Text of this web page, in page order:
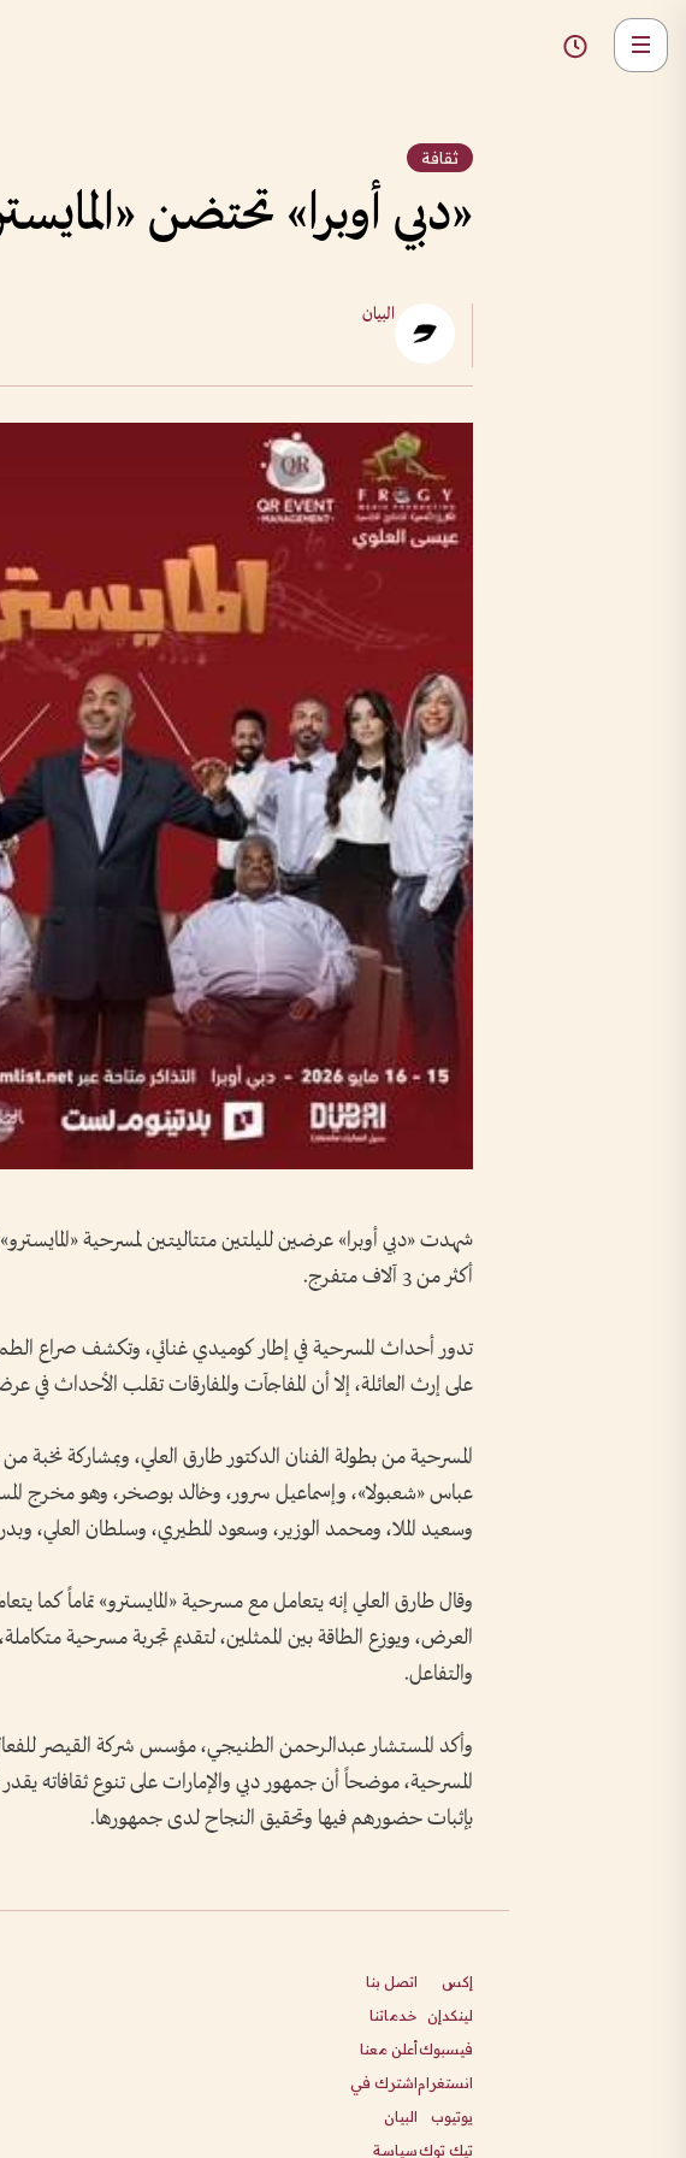
ثقافة
«دبي أوبرا» تحتضن
البيان
شهدت «دبي أوبرا» عرضين لليلتين متتاليتين لمسرحية
أكثر من 3 آلاف متفرج.
تدور أحداث المسرحية في إطار كوميدي غنائي، وتكشف صراع
على إرث العائلة، إلا أن المفاجآت والمفارقات تقلب الأحداث في
المسرحية من بطولة الفنان الدكتور طارق العلي، وبمشاركة نخبة
عباس «شعبولا»، وإسماعيل سرور، وخالد بوصخر، وهو مخرج
وسعيد الملا، ومحمد الوزير، وسعود المطيري، وسلطان العلي،
وقال طارق العلي إنه يتعامل مع مسرحية «المايسترو» تماماً كما
العرض، ويوزع الطاقة بين الممثلين، لتقديم تجربة مسرحية
والتفاعل.
وأكد المستشار عبدالرحمن الطنيجي، مؤسس شركة القيصر
المسرحية، موضحاً أن جمهور دبي والإمارات على تنوع ثقافاته
بإثبات حضورهم فيها وتحقيق النجاح لدى جمهورها.
إكس
لينكدإن
فيسبوك
انستغرام
يوتيوب
تيك توك
اتصل بنا
خدماتنا
أعلن معنا
اشترك في
البيان
سياسة